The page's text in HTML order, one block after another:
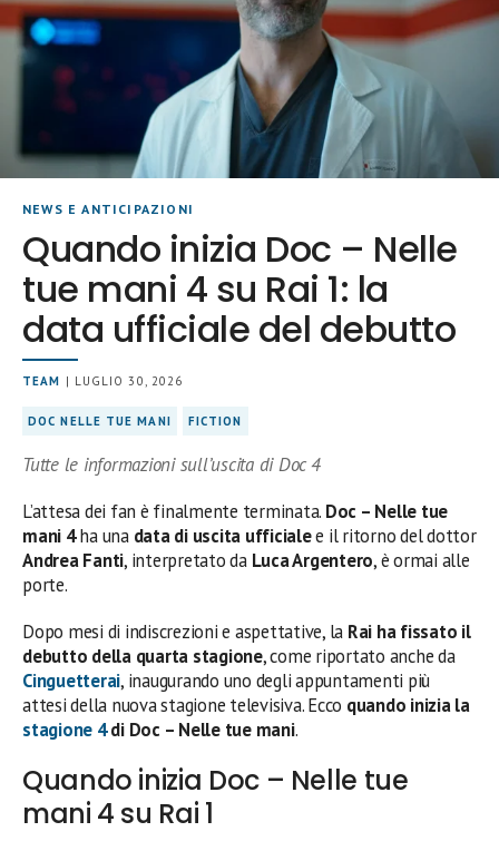
NEWS E ANTICIPAZIONI
Quando inizia Doc – Nelle
tue mani 4 su Rai 1: la
data ufficiale del debutto
TEAM | LUGLIO 30, 2026
DOC NELLE TUE MANI FICTION
Tutte le informazioni sull’uscita di Doc 4
L’attesa dei fan è finalmente terminata. Doc – Nelle tue
mani 4ha una data di uscita ufficialee il ritorno del dottor
Andrea Fanti, interpretato da Luca Argentero, è ormai alle
porte.
Dopo mesi di indiscrezioni e aspettative, la Rai ha fissato il
debutto della quarta stagione, come riportato anche da
Cinguetterai, inaugurando uno degli appuntamenti più
attesi della nuova stagione televisiva. Ecco quando inizia la
stagione 4di Doc – Nelle tue mani.
Quando inizia Doc – Nelle tue
mani 4 su Rai 1